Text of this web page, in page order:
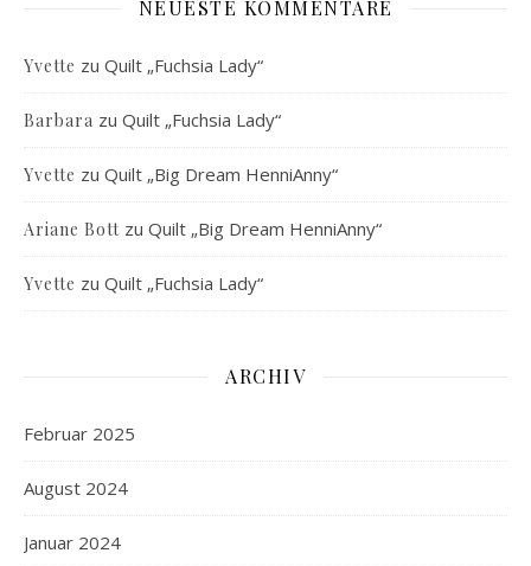
NEUESTE KOMMENTARE
Yvette zu Quilt „Fuchsia Lady“
Barbara zu Quilt „Fuchsia Lady“
Yvette zu Quilt „Big Dream HenniAnny“
Ariane Bott zu Quilt „Big Dream HenniAnny“
Yvette zu Quilt „Fuchsia Lady“
ARCHIV
Februar 2025
August 2024
Januar 2024